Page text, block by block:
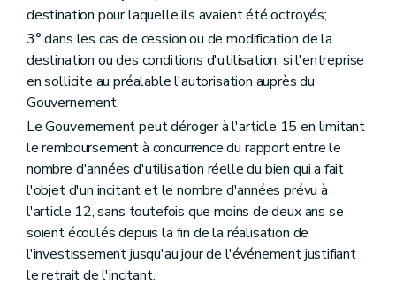
destination pour laquelle ils avaient été octroyés;
3° dans les cas de cession ou de modification de la
destination ou des conditions d'utilisation, si l'entreprise
en sollicite au préalable l'autorisation auprès du
Gouvernement.
Le Gouvernement peut déroger à l'article 15 en limitant
le remboursement à concurrence du rapport entre le
nombre d'années d'utilisation réelle du bien qui a fait
l'objet d'un incitant et le nombre d'années prévu à
l'article 12, sans toutefois que moins de deux ans se
soient écoulés depuis la fin de la réalisation de
l'investissement jusqu'au jour de l'événement justifiant
le retrait de l'incitant.